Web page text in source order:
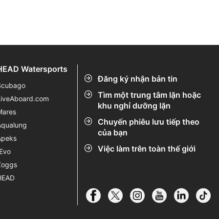
Đăng ký nhận bản tin
Tìm một trung tâm lặn hoặc
khu nghỉ dưỡng lặn
Chuyến phiêu lưu tiếp theo
của bạn
Việc làm trên toàn thế giới
Watersports